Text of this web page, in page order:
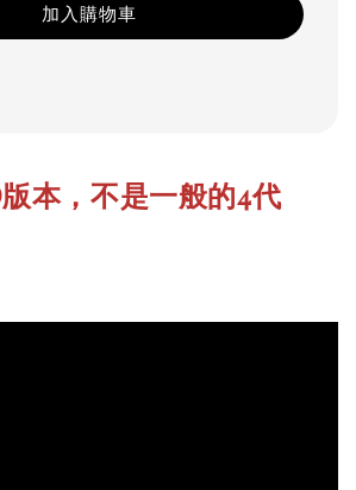
加入購物車
本，不是一般的4代